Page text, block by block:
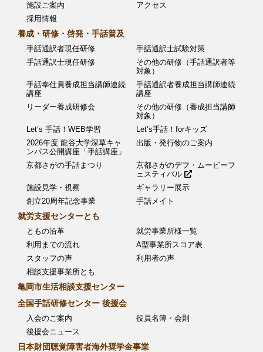
施設ご案内
アクセス
採用情報
養成・研修・啓発・手話普及
手話通訳者現任研修
手話通訳士試験対策
手話通訳士現任研修
その他の研修（手話通訳者等
対象）
手話奉仕員養成担当講師連続
講座
手話通訳者養成担当講師連続
講座
リーダー養成研修会
その他の研修（養成担当講師
対象）
Let’s 手話！WEB学習
Let’s手話！forキッズ
2026年度 龍谷大学深草キャ
ンパス公開講座「手話講座」
出版・発行物のご案内
京都さがの手話まつり
京都さがのデフ・ムービーフ
ェスティバル
施設見学・視察
ギャラリー展示
創立20周年記念事業
手話メイト
就労支援センターとも
ともの沿革
就労事業所様一覧
利用までの流れ
A型事業所スコア表
スタッフの声
利用者の声
相談支援事業所とも
亀岡市生活相談支援センター
全国手話研修センター 後援会
入会のご案内
役員名簿・会則
後援会ニュース
日本財団聴覚障害者海外奨学金事業